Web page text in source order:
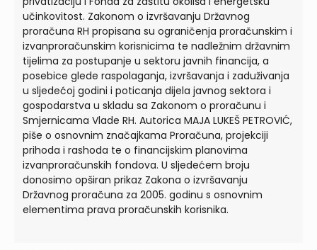
učinkovitost. Zakonom o izvršavanju Državnog
proračuna RH propisana su ograničenja proračunskim i
izvanproračunskim korisnicima te nadležnim državnim
tijelima za postupanje u sektoru javnih financija, a
posebice glede raspolaganja, izvršavanja i zaduživanja
u sljedećoj godini i poticanja dijela javnog sektora i
gospodarstva u skladu sa Zakonom o proračunu i
Smjernicama Vlade RH. Autorica MAJA LUKEŠ PETROVIĆ,
piše o osnovnim značajkama Proračuna, projekciji
prihoda i rashoda te o financijskim planovima
izvanproračunskih fondova. U sljedećem broju
donosimo opširan prikaz Zakona o izvršavanju
Državnog proračuna za 2005. godinu s osnovnim
elementima prava proračunskih korisnika.